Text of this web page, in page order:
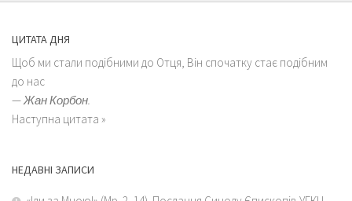
ЦИТАТА ДНЯ
Щоб ми стали подібними до Отця, Він спочатку стає подібним
до нас
—Жан Корбон.
Наступна цитата »
НЕДАВНІ ЗАПИСИ